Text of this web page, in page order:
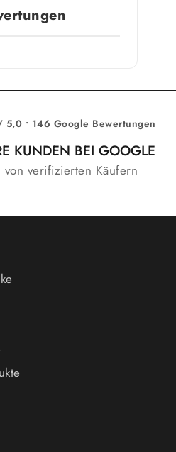
• 146 Google Bewertungen
KUNDEN BEI GOOGLE
von verifizierten Käufern